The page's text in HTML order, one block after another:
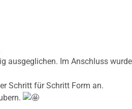
ausgeglichen. Im Anschluss
Schritt für Schritt Form an.